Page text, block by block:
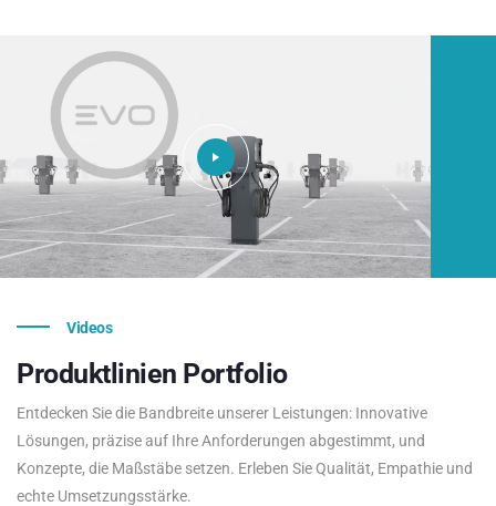
Videos
Produktlinien Portfolio
Entdecken Sie die Bandbreite unserer Leistungen: Innovative
Lösungen, präzise auf Ihre Anforderungen abgestimmt, und
Konzepte, die Maßstäbe setzen. Erleben Sie Qualität, Empathie und
echte Umsetzungsstärke.